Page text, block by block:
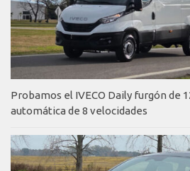
Probamos el IVECO Daily furgón de
automática de 8 velocidades